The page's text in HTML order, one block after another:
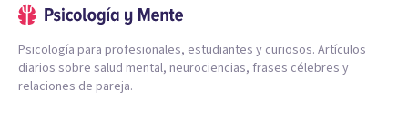
Psicología para profesionales, estudiantes y curiosos. Artículos
diarios sobre salud mental, neurociencias, frases célebres y
relaciones de pareja.